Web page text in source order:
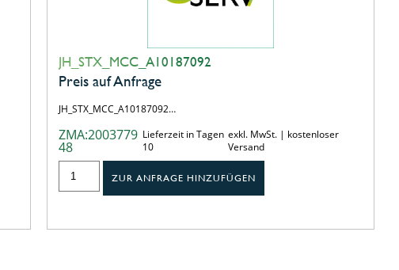
JH_STX_MCC_A10187092
Preis auf Anfrage
JH_STX_MCC_A10187092…
ZMA:2003779
48
Lieferzeit in Tagen
10
exkl. MwSt. | kostenloser
Versand
ZUR ANFRAGE HINZUFÜGEN